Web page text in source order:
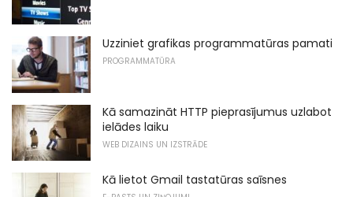
Uzziniet grafikas programmatūras pamati
PROGRAMMATŪRA
Kā samazināt HTTP pieprasījumus uzlabot
ielādes laiku
WEB DIZAINS UN IZSTRĀDE
Kā lietot Gmail tastatūras saīsnes